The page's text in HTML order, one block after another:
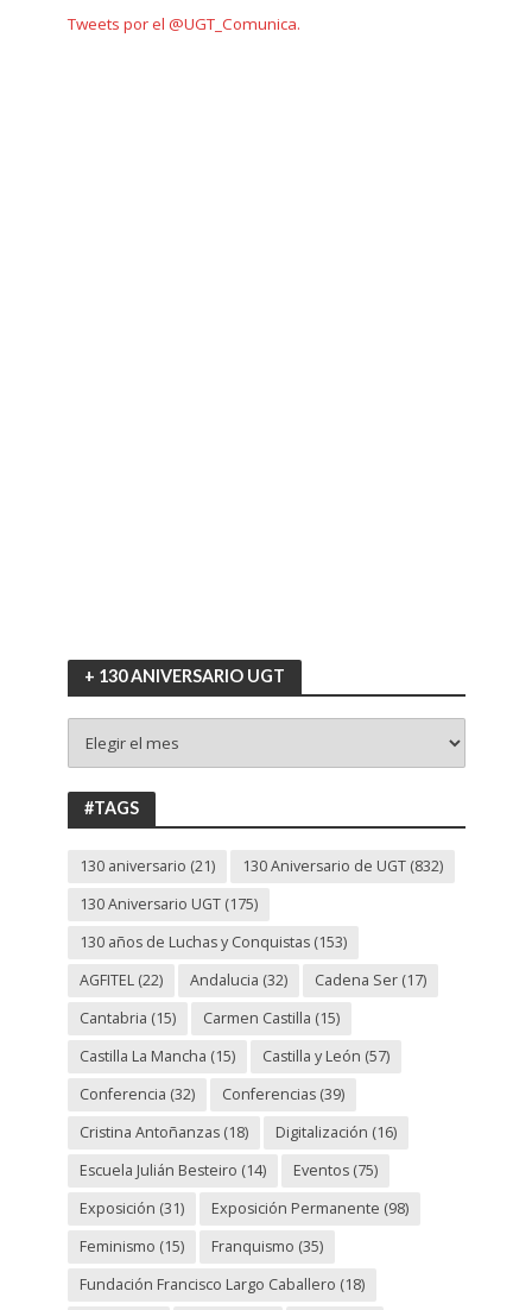
Tweets por el @UGT_Comunica.
+ 130 ANIVERSARIO UGT
130
ANIVERSARIO
UGT
#TAGS
130 aniversario (21) 130 Aniversario de UGT(832)
130 Aniversario UGT(175)
130 años de Luchas y Conquistas(153)
AGFITEL(22) Andalucia (32) Cadena Ser(17)
Cantabria (15) Carmen Castilla (15)
Castilla La Mancha (15) Castilla y León (57)
Conferencia (32) Conferencias(39)
Cristina Antoñanzas(18) Digitalización (16)
Escuela Julián Besteiro (14) Eventos(75)
Exposición (31) Exposición Permanente (98)
Feminismo (15) Franquismo (35)
Fundación Francisco Largo Caballero (18)